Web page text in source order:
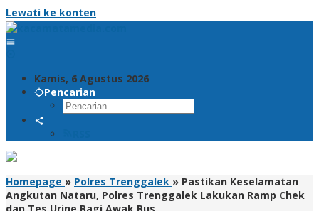
Lewati ke konten
Kamis, 6 Agustus 2026
Pencarian
Homepage » Polres Trenggalek » Pastikan Keselamatan
Angkutan Nataru, Polres Trenggalek Lakukan Ramp Chek